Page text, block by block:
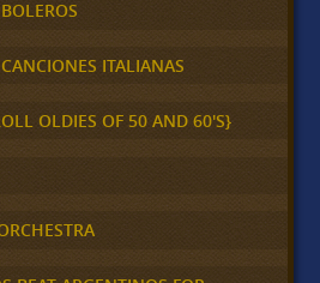
ITALIANAS
OLDIES OF 50 AND 60'S}